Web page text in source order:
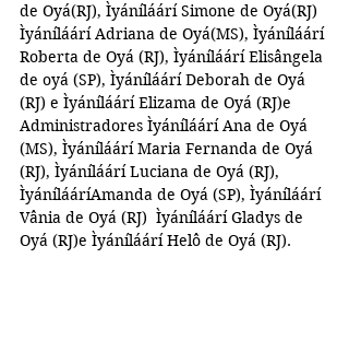
de Oyá(RJ), Ìyáníláárí Simone de Oyá(RJ)
Ìyáníláárí Adriana de Oyá(MS), Ìyáníláárí
Roberta de Oyá (RJ), Ìyáníláárí Elisângela
de oyá (SP), Ìyáníláárí Deborah de Oyá
(RJ) e Ìyáníláárí Elizama de Oyá (RJ)e
Administradores Ìyáníláárí Ana de Oyá
(MS), Ìyáníláárí Maria Fernanda de Oyá
(RJ), Ìyáníláárí Luciana de Oyá (RJ),
ÌyánílááríAmanda de Oyá (SP), Ìyáníláárí
Vânia de Oyá (RJ)  Ìyáníláárí Gladys de
Oyá (RJ)e Ìyáníláárí Helô de Oyá (RJ).